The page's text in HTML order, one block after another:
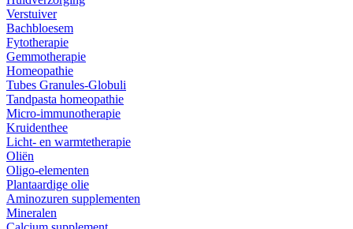
Verstuiver
Bachbloesem
Fytotherapie
Gemmotherapie
Homeopathie
Tubes Granules-Globuli
Tandpasta homeopathie
Micro-immunotherapie
Kruidenthee
Licht- en warmtetherapie
Oliën
Oligo-elementen
Plantaardige olie
Aminozuren supplementen
Mineralen